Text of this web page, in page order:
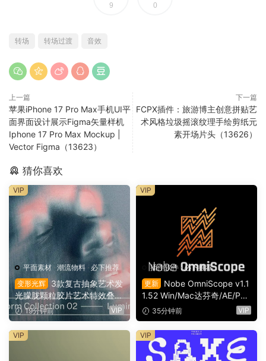
9 0
转场 转场过渡 音效
上一篇
苹果iPhone 17 Pro Max手机UI平
面界面设计展示Figma矢量样机
Iphone 17 Pro Max Mockup |
Vector Figma（13623）
下一篇
FCPX插件：旅游博主创意拼贴艺
术风格垃圾摇滚纹理手绘剪纸元
素开场片头（13626）
猜你喜欢
平面素材· 潮流物料 · 必下推荐
变形光辉
3款复古抽象艺术发
光朦胧颗粒胶片艺术特效叠加
PSD特效样机组合 Orbyt Stu
dio – Transform Collection 0
2 – Luminous（16162）
19分钟前 VIP
VIP
插件软件 ·必下推荐
更新
Nobe OmniScope v1.1
1.52 Win/Mac达芬奇/AE/PR/
OFX视频调色万能示波器插件
（9753）
35分钟前 VIP
VIP
VIP VIP